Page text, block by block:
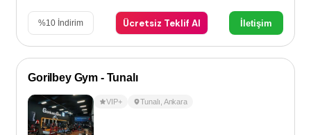
%10 İndirim Ücretsiz Teklif Al İletişim
Gorilbey Gym - Tunalı
VIP+ Tunalı Ankara